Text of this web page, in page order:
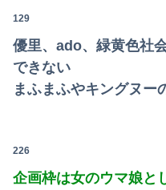
129
優里、ado、緑黄色社
できない
まふまふやキングヌー
226
企画枠は女のウマ娘と